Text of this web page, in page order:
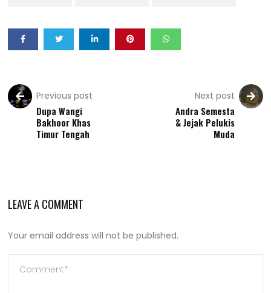
Previous post
Dupa Wangi
Bakhoor Khas
Timur Tengah
Next post
Andra Semesta
& Jejak Pelukis
Muda
LEAVE A COMMENT
Your email address will not be published.